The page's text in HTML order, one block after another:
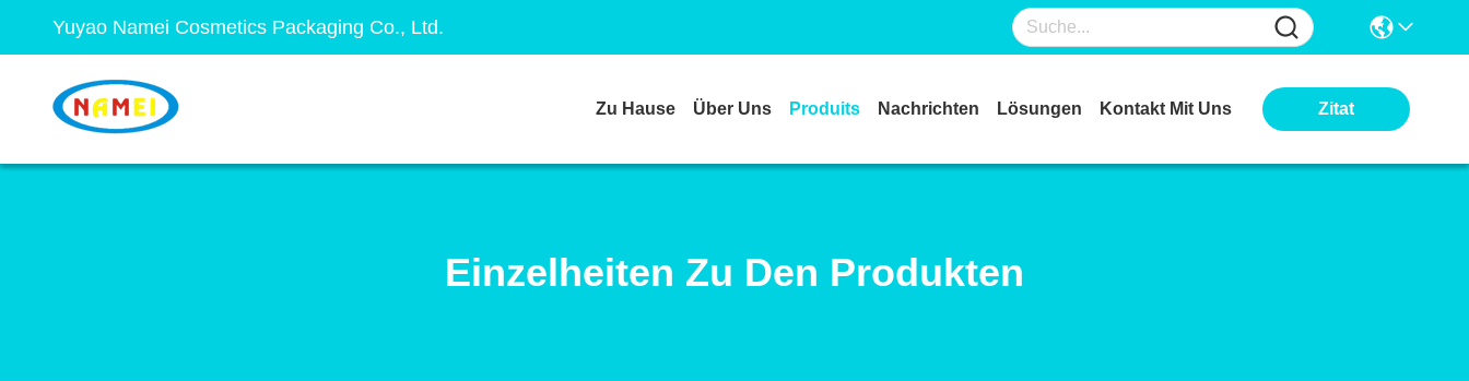
Yuyao Namei Cosmetics Packaging Co., Ltd.
Zu Hause Über Uns Produits Nachrichten Lösungen Kontakt Mit Uns Zitat
Einzelheiten Zu Den Produkten